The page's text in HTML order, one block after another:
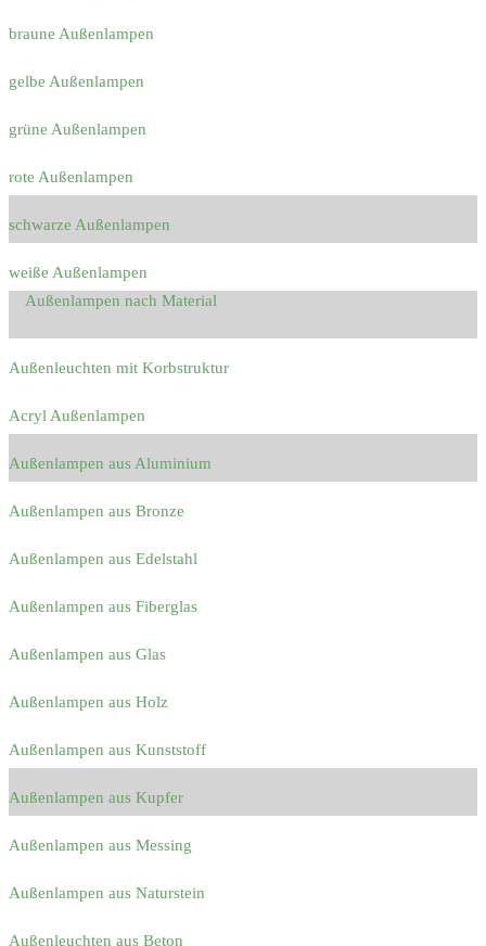
braune Außenlampen
gelbe Außenlampen
grüne Außenlampen
rote Außenlampen
schwarze Außenlampen
weiße Außenlampen
Außenlampen nach Material
Außenleuchten mit Korbstruktur
Acryl Außenlampen
Außenlampen aus Aluminium
Außenlampen aus Bronze
Außenlampen aus Edelstahl
Außenlampen aus Fiberglas
Außenlampen aus Glas
Außenlampen aus Holz
Außenlampen aus Kunststoff
Außenlampen aus Kupfer
Außenlampen aus Messing
Außenlampen aus Naturstein
Außenleuchten aus Beton